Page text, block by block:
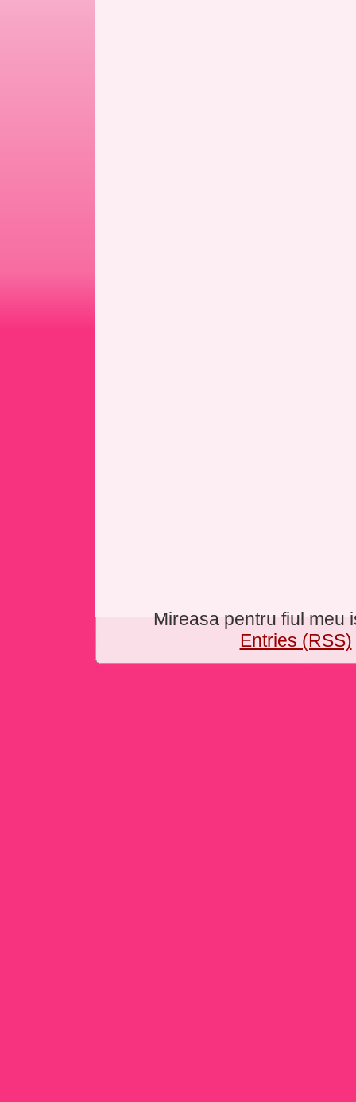
Mireasa pentru fiul
Entries (RSS)